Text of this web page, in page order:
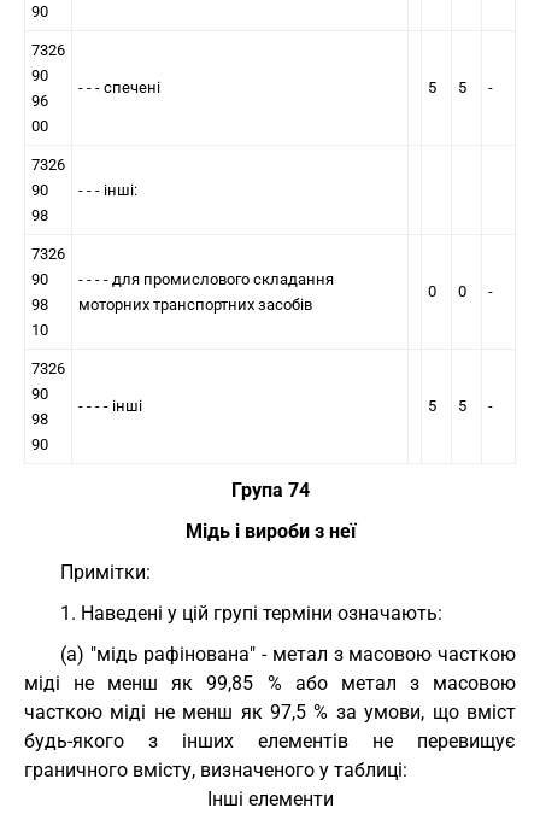
90
7326
90
96
00
- - - спеченi 5 5 -
7326
90
98
- - - інші:
7326
90
98
10
- - - - для промислового складання
моторних транспортних засобів
0 0 -
7326
90
98
90
- - - - інші 5 5 -
Група 74
Мідь і вироби з неї
Примітки:
1. Наведені у цій групі терміни означають:
(a) "мідь рафінована" - метал з масовою часткою
міді не менш як 99,85 % або метал з масовою
часткою міді не менш як 97,5 % за умови, що вміст
будь-якого з інших елементів не перевищує
граничного вмісту, визначеного у таблиці:
Інші елементи